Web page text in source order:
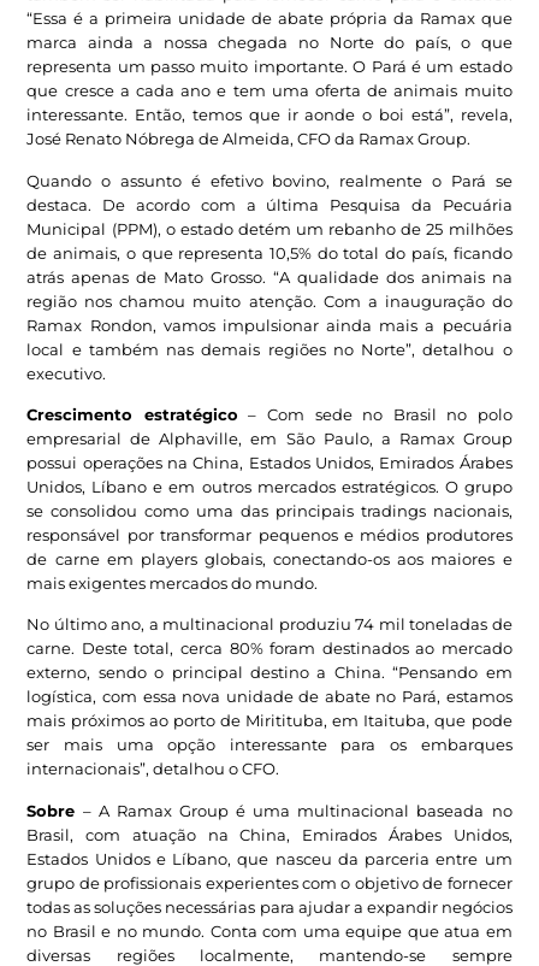
“Essa é a primeira unidade de abate própria da Ramax que
marca ainda a nossa chegada no Norte do país, o que
representa um passo muito importante. O Pará é um estado
que cresce a cada ano e tem uma oferta de animais muito
interessante. Então, temos que ir aonde o boi está”, revela,
José Renato Nóbrega de Almeida, CFO da Ramax Group.
Quando o assunto é efetivo bovino, realmente o Pará se
destaca. De acordo com a última Pesquisa da Pecuária
Municipal (PPM), o estado detém um rebanho de 25 milhões
de animais, o que representa 10,5% do total do país, ficando
atrás apenas de Mato Grosso. “A qualidade dos animais na
região nos chamou muito atenção. Com a inauguração do
Ramax Rondon, vamos impulsionar ainda mais a pecuária
local e também nas demais regiões no Norte”, detalhou o
executivo.
Crescimento estratégico – Com sede no Brasil no polo
empresarial de Alphaville, em São Paulo, a Ramax Group
possui operações na China, Estados Unidos, Emirados Árabes
Unidos, Líbano e em outros mercados estratégicos. O grupo
se consolidou como uma das principais tradings nacionais,
responsável por transformar pequenos e médios produtores
de carne em players globais, conectando-os aos maiores e
mais exigentes mercados do mundo.
No último ano, a multinacional produziu 74 mil toneladas de
carne. Deste total, cerca 80% foram destinados ao mercado
externo, sendo o principal destino a China. “Pensando em
logística, com essa nova unidade de abate no Pará, estamos
mais próximos ao porto de Miritituba, em Itaituba, que pode
ser mais uma opção interessante para os embarques
internacionais”, detalhou o CFO.
Sobre – A Ramax Group é uma multinacional baseada no
Brasil, com atuação na China, Emirados Árabes Unidos,
Estados Unidos e Líbano, que nasceu da parceria entre um
grupo de profissionais experientes com o objetivo de fornecer
todas as soluções necessárias para ajudar a expandir negócios
no Brasil e no mundo. Conta com uma equipe que atua em
diversas regiões localmente, mantendo-se sempre